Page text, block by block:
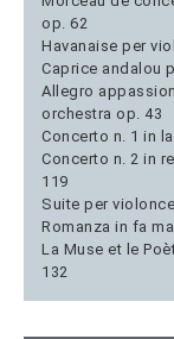
op. 62
Havanaise per
Caprice andalou
Allegro
orchestra op. 43
Concerto n. 1 in
Concerto n. 2 in
119
Suite per
Romanza in fa
La Muse et le
132